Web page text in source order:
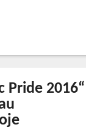
Pride 2016“